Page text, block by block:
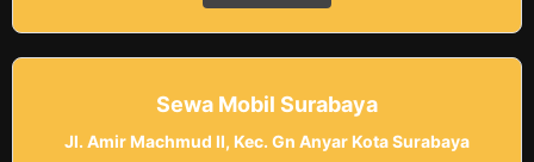
Sewa Mobil Surabaya
Jl. Amir Machmud II, Kec. Gn Anyar Kota Surabaya